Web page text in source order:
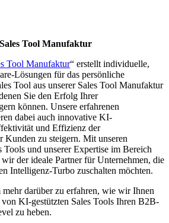
Tool Manufaktur
Tool Manufaktur“ erstellt individuelle,
Lösungen für das persönliche
Tool aus unserer Sales Tool Manufaktur
Sie den Erfolg Ihrer
können. Unsere erfahrenen
dabei auch innovative KI-
und Effizienz der
Kunden zu steigern. Mit unseren
Tools und unserer Expertise im Bereich
der ideale Partner für Unternehmen, die
Intelligenz-Turbo zuschalten möchten.
mehr darüber zu erfahren, wie wir Ihnen
KI-gestützten Sales Tools Ihren B2B-
zu heben.